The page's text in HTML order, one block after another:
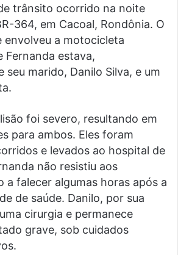
trânsito ocorrido na noite
364, em Cacoal, Rondônia. O
a motocicleta
Fernanda estava,
seu marido, Danilo Silva, e um
foi severo, resultando em
para ambos. Eles foram
e levados ao hospital de
não resistiu aos
a falecer algumas horas após a
de saúde. Danilo, por sua
cirurgia e permanece
grave, sob cuidados